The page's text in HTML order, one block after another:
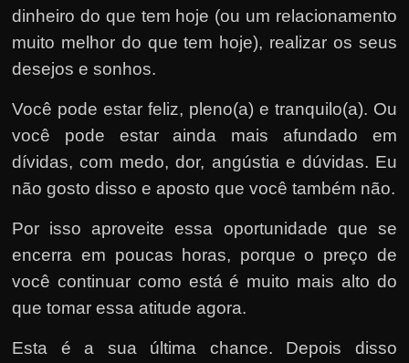
dinheiro do que tem hoje (ou um relacionamento
muito melhor do que tem hoje), realizar os seus
desejos e sonhos.
Você pode estar feliz, pleno(a) e tranquilo(a). Ou
você pode estar ainda mais afundado em
dívidas, com medo, dor, angústia e dúvidas. Eu
não gosto disso e aposto que você também não.
Por isso aproveite essa oportunidade que se
encerra em poucas horas, porque o preço de
você continuar como está é muito mais alto do
que tomar essa atitude agora.
Esta é a sua última chance. Depois disso